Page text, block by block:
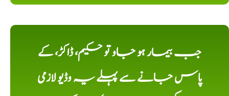
جب بیمار ہو جاو تو حکیم، ڈاکڑ، کے
پاس جانے سے پہلے یہ وڈیو لازمی